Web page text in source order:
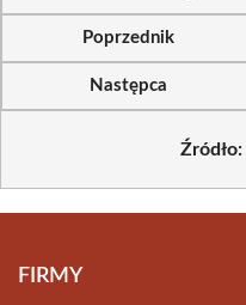
Poprzednik
Następca
Źródło:
FIRMY